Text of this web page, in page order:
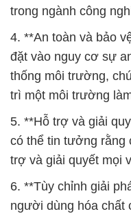
trong ngành công
4. **An toàn và bảo
đặt vào nguy cơ sự
thống môi trường,
trì một môi trường
5. **Hỗ trợ và giải
có thể tin tưởng rằng
trợ và giải quyết mọi
6. **Tùy chỉnh giải
người dùng hóa chất